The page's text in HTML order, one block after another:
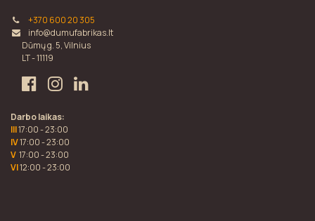
+370 600 20 305
info@dumufabrikas.lt
Dūmų g. 5, Vilnius
LT - 11119
Darbo laikas:
III17:00 - 23:00
IV17:00 - 23:00
V 17:00 - 23:00
VI12:00 - 23:00